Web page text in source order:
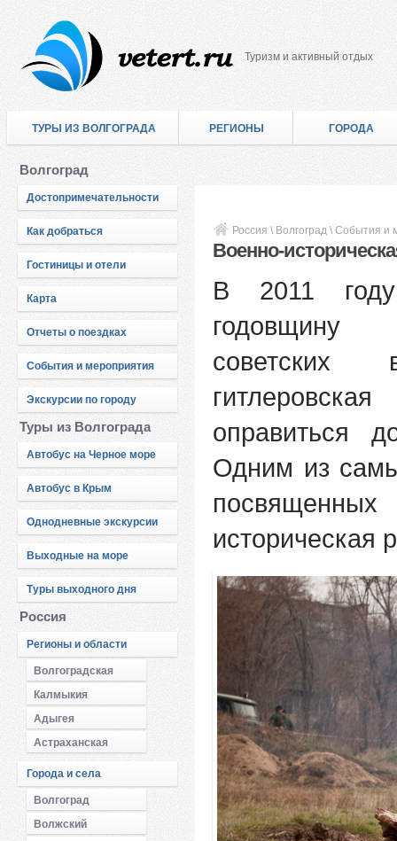
Туризм и активный отдых
ТУРЫ ИЗ ВОЛГОГРАДА РЕГИОНЫ ГОРОДА
Волгоград
Достопримечательности
Как добраться
Гостиницы и отели
Карта
Отчеты о поездках
События и мероприятия
Экскурсии по городу
Туры из Волгограда
Автобус на Черное море
Автобус в Крым
Однодневные экскурсии
Выходные на море
Туры выходного дня
Россия
Регионы и области
Волгоградская
Калмыкия
Адыгея
Астраханская
Города и села
Волгоград
Волжский
Россия \ Волгоград \ События и
Военно-
В 2011
годовщину
советских
оправиться
Одним из
историческая